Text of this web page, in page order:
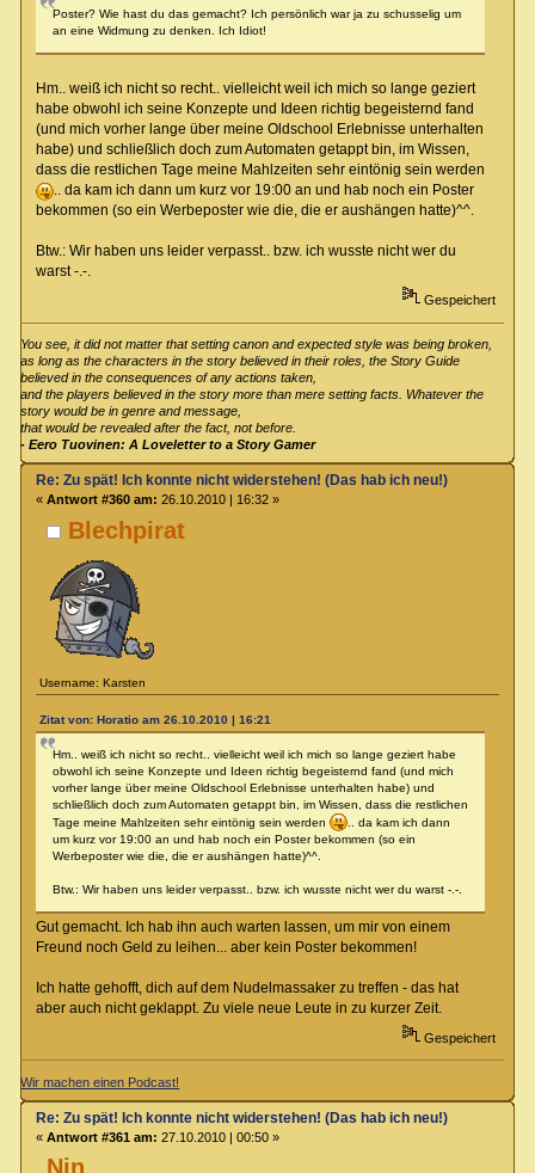
Poster? Wie hast du das gemacht? Ich persönlich war ja zu schusselig um
an eine Widmung zu denken. Ich Idiot!
Hm.. weiß ich nicht so recht.. vielleicht weil ich mich so lange geziert
habe obwohl ich seine Konzepte und Ideen richtig begeisternd fand
(und mich vorher lange über meine Oldschool Erlebnisse unterhalten
habe) und schließlich doch zum Automaten getappt bin, im Wissen,
dass die restlichen Tage meine Mahlzeiten sehr eintönig sein werden
.. da kam ich dann um kurz vor 19:00 an und hab noch ein Poster
bekommen (so ein Werbeposter wie die, die er aushängen hatte)^^.
Btw.: Wir haben uns leider verpasst.. bzw. ich wusste nicht wer du
warst -.-.
Gespeichert
You see, it did not matter that setting canon and expected style was being broken,
as long as the characters in the story believed in their roles, the Story Guide
believed in the consequences of any actions taken,
and the players believed in the story more than mere setting facts. Whatever the
story would be in genre and message,
that would be revealed after the fact, not before.
- Eero Tuovinen: A Loveletter to a Story Gamer
Blechpirat
Username: Karsten
Re: Zu spät! Ich konnte nicht widerstehen! (Das hab ich neu!)
« Antwort #360 am: 26.10.2010 | 16:32 »
Zitat von: Horatio am 26.10.2010 | 16:21
Hm.. weiß ich nicht so recht.. vielleicht weil ich mich so lange geziert habe
obwohl ich seine Konzepte und Ideen richtig begeisternd fand (und mich
vorher lange über meine Oldschool Erlebnisse unterhalten habe) und
schließlich doch zum Automaten getappt bin, im Wissen, dass die restlichen
Tage meine Mahlzeiten sehr eintönig sein werden
.. da kam ich dann
um kurz vor 19:00 an und hab noch ein Poster bekommen (so ein
Werbeposter wie die, die er aushängen hatte)^^.
Btw.: Wir haben uns leider verpasst.. bzw. ich wusste nicht wer du warst -.-.
Gut gemacht. Ich hab ihn auch warten lassen, um mir von einem
Freund noch Geld zu leihen... aber kein Poster bekommen!
Ich hatte gehofft, dich auf dem Nudelmassaker zu treffen - das hat
aber auch nicht geklappt. Zu viele neue Leute in zu kurzer Zeit.
Gespeichert
Wir machen einen Podcast!
Nin
Re: Zu spät! Ich konnte nicht widerstehen! (Das hab ich neu!)
« Antwort #361 am: 27.10.2010 | 00:50 »